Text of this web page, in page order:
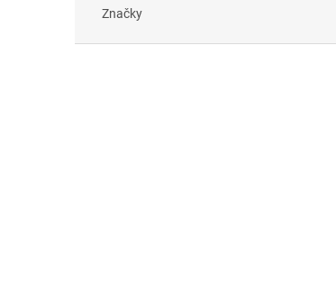
Značky